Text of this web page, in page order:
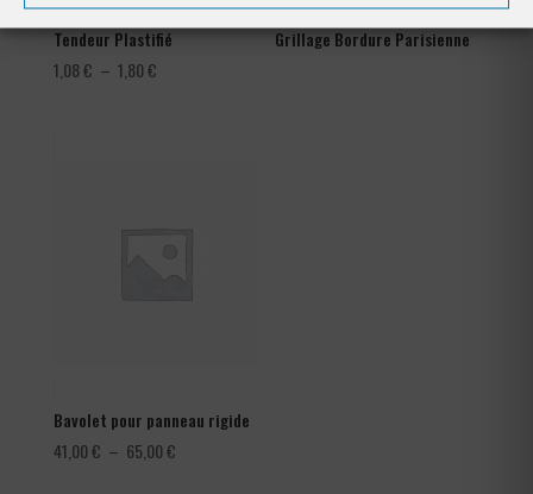
Tendeur Plastifié
1,08€ – 1,80€Plage
Grillage Bordure Parisienne
Bavolet pour panneau rigide
41,00€ – 65,00€Plage